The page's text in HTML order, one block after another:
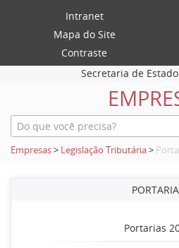
Intranet
Mapa do Site
Contraste
Secretaria de
Empresas> Legislação Tributária>
Portarias